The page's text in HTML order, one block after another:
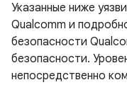
Указанные ниже
Qualcomm и
безопасности
безопасности.
непосредственно